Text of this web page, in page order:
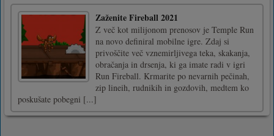
Zaženite Fireball 2021
Z več kot milijonom prenosov je Temple Run
na novo definiral mobilne igre. Zdaj si
privoščite več vznemirljivega teka, skakanja,
obračanja in drsenja, ki ga imate radi v igri
Run Fireball. Krmarite po nevarnih pečinah,
zip lineih, rudnikih in gozdovih, medtem ko
poskušate pobegni [...]